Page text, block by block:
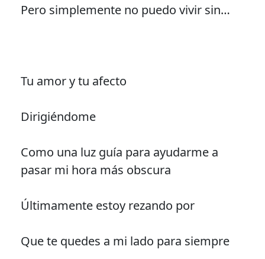
Pero simplemente no puedo vivir sin…
Tu amor y tu afecto
Dirigiéndome
Como una luz guía para ayudarme a
pasar mi hora más obscura
Últimamente estoy rezando por
Que te quedes a mi lado para siempre